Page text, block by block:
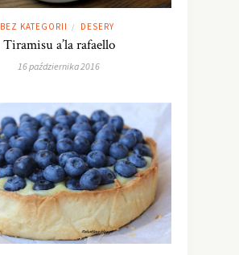
BEZ KATEGORII / DESERY
Tiramisu a’la rafaello
16 października 2016